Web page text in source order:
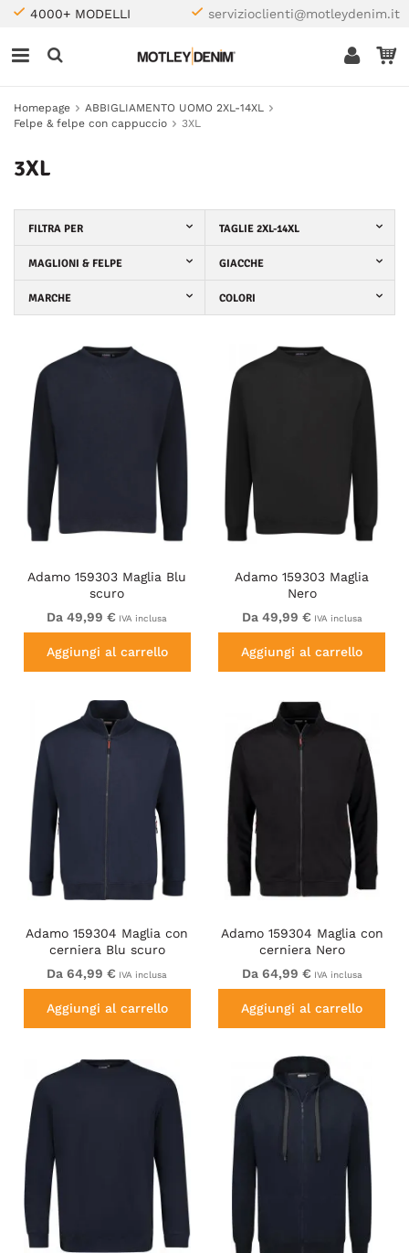
4000+ MODELLI servizioclienti@motleydenim.it
Homepage
ABBIGLIAMENTO UOMO 2XL-14XL
Felpe & felpe con cappuccio
3XL
3XL
FILTRA PER TAGLIE 2XL-14XL
MAGLIONI & FELPE GIACCHE
MARCHE COLORI
Adamo 159303 Maglia Blu
scuro
Da 49,99 € IVA inclusa
Aggiungi al carrello
Adamo 159303 Maglia
Nero
Da 49,99 € IVA inclusa
Aggiungi al carrello
Adamo 159304 Maglia con
cerniera Blu scuro
Da 64,99 € IVA inclusa
Aggiungi al carrello
Adamo 159304 Maglia con
cerniera Nero
Da 64,99 € IVA inclusa
Aggiungi al carrello